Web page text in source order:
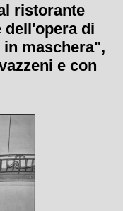
ristorante
dell'opera di
maschera",
e con
stagione
alla Scala